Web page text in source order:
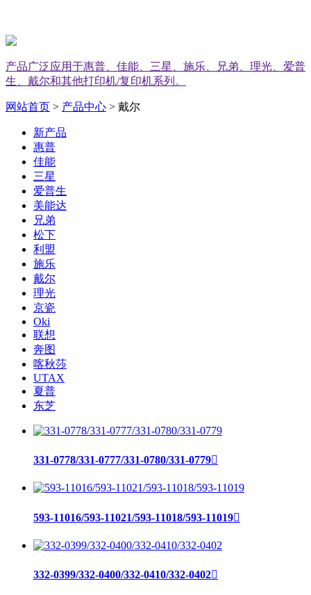
产品广泛应用于惠普、佳能、三星、施乐、兄弟、理光、爱普
生、戴尔和其他打印机/复印机系列。
网站首页 > 产品中心 > 戴尔
新产品
惠普
佳能
三星
爱普生
美能达
兄弟
松下
利盟
施乐
戴尔
理光
京瓷
Oki
联想
奔图
喀秋莎
UTAX
夏普
东芝
331-0778/331-0777/331-0780/331-0779
593-11016/593-11021/593-11018/593-11019
332-0399/332-0400/332-0410/332-0402